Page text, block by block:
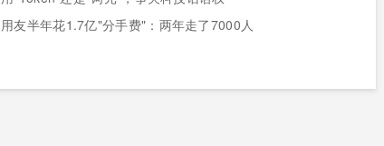
用友半年花1.7亿"分手费"：两年走了7000人